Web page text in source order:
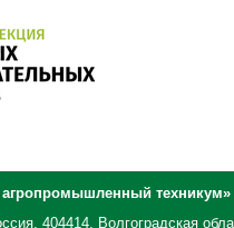
техникум»
404414, Волгоградская